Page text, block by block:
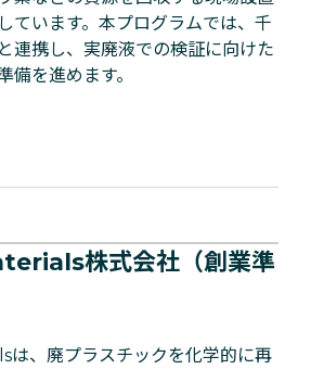
ています。本プログラムでは、千
連携し、実廃液での検証に向けた
備を進めます。
株式会社（創業準
、廃プラスチックを化学的に再